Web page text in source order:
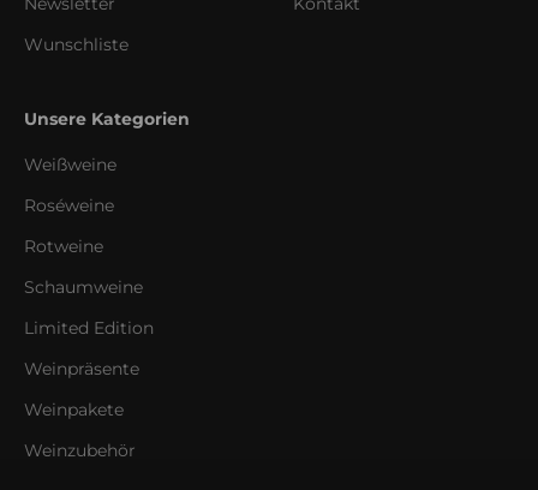
Wunschliste
Unsere Kategorien
Weißweine
Roséweine
Rotweine
Schaumweine
Limited Edition
Weinpräsente
Weinpakete
Weinzubehör